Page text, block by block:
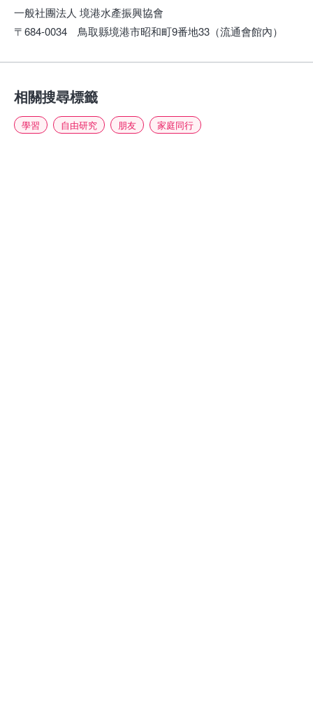
一般社團法人 境港水產振興協會
〒684-0034 鳥取縣境港市昭和町9番地33（流通會館內）
相關搜尋標籤
學習 自由研究 朋友 家庭同行